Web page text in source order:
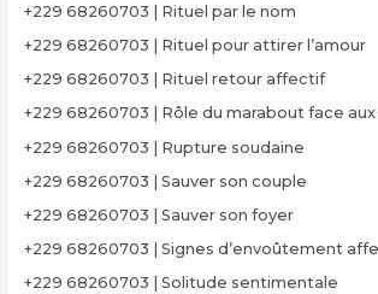
+229 68260703 | Rituel par le nom
+229 68260703 | Rituel pour attirer l’amour
+229 68260703 | Rituel retour affectif
+229 68260703 | Rôle du marabout face
+229 68260703 | Rupture soudaine
+229 68260703 | Sauver son couple
+229 68260703 | Sauver son foyer
+229 68260703 | Signes d’envoûtement
+229 68260703 | Solitude sentimentale